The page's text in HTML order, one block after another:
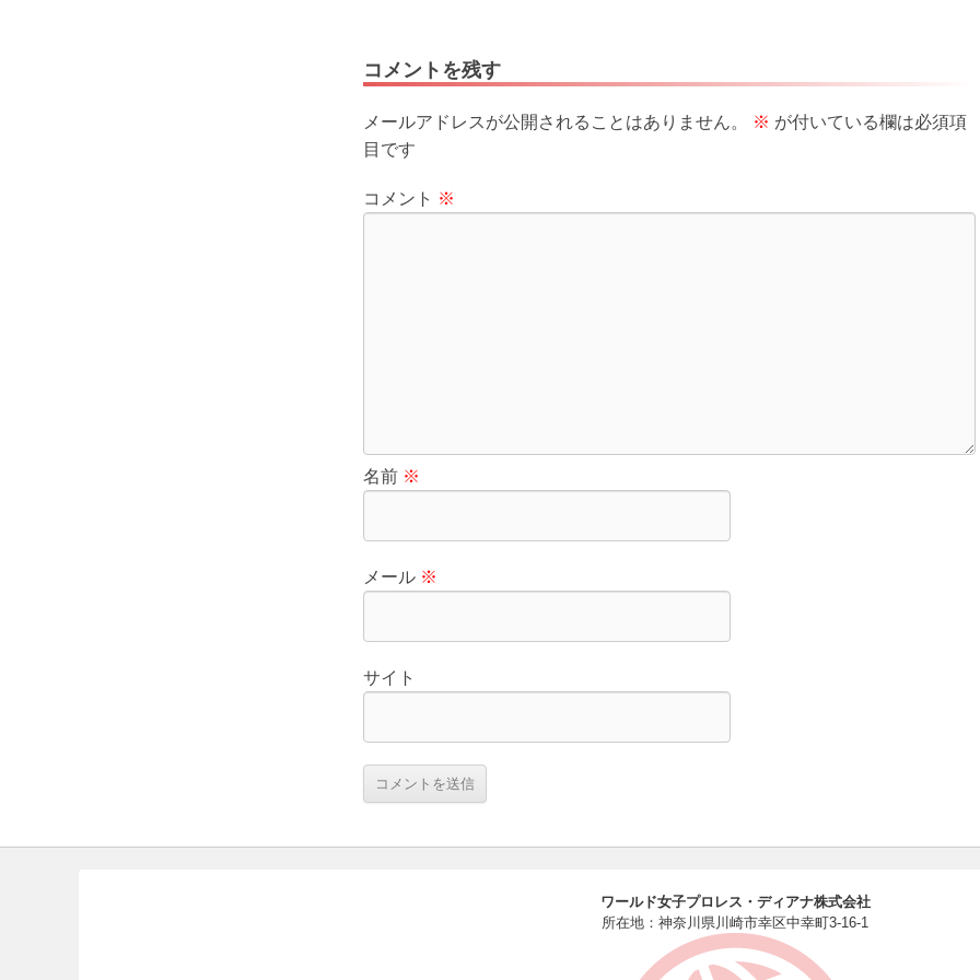
コメントを残す
メールアドレスが公開されることはありません。 ※ が付いている欄は必須項
目です
コメント ※
名前 ※
メール ※
サイト
ワールド女子プロレス・ディアナ株式会社
所在地：神奈川県川崎市幸区中幸町3-16-1